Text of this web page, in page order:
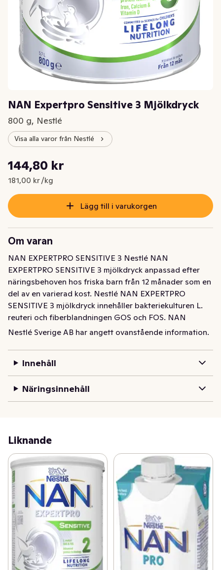
NAN Expertpro Sensitive 3 Mjölkdryck
800 g, Nestlé
Visa alla varor från Nestlé
Nuvarande pris är: 144,80 kr
144,80 kr
181,00 kr /kg
Styckpris: 181,00 kr /kg
Lägg till i varukorgen
Om varan
NAN EXPERTPRO SENSITIVE 3 Nestlé NAN
EXPERTPRO SENSITIVE 3 mjölkdryck anpassad efter
näringsbehoven hos friska barn från 12 månader som en
del av en varierad kost. Nestlé NAN EXPERTPRO
SENSITIVE 3 mjölkdryck innehåller bakteriekulturen L.
reuteri och fiberblandningen GOS och FOS. NAN
EXPERTPRO SENSITIVE 3 för småbarn från 12 månader
NAN EXPERPRO SENSITIVE 3 är en näringsrik
mjölkdryck som kan vara ett alternativ till eller
ersättning för vanlig mjölk som en del av barnets kost.
Visste du att proteiner bör anpassas till ditt barn?
Forskning visar att proteiner är en av de viktigaste
för högt och det rekommenderas att begränsa intaget.
näringsbehoven hos småbarn och är producerad med
vår åldersanpassade proteinteknologi som ger lämplig
proteinkvalitet. På Nestlé förbinder vi oss till
vetenskapen om barns livslånga näring för att kunna
erbjuda den senaste innovationen som vår forskning har
att erbjuda. NAN EXPERTPRO SENSITIVE 3 är speciellt
utvecklad för spädbarn från 12 månader och är baserad
på denna forskning. Nestlé förbinder sig till
vetenskapen om barns livslånga näring för att kunna
erbjuda de senaste innovationerna som vår forskning
Nestlé Sverige AB har angett ovanstående information.
Innehåll
Näringsinnehåll
Liknande